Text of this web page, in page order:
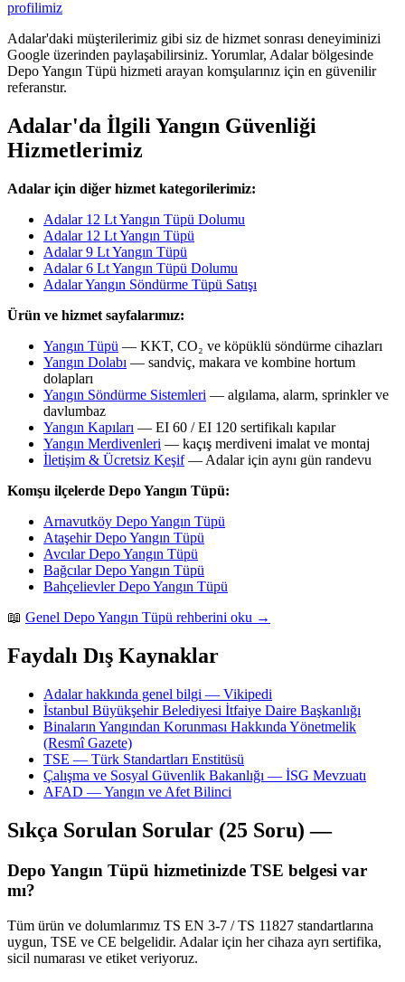
profilimiz
Adalar'daki müşterilerimiz gibi siz de hizmet sonrası deneyiminizi
Google üzerinden paylaşabilirsiniz. Yorumlar, Adalar bölgesinde
Depo Yangın Tüpü hizmeti arayan komşularınız için en güvenilir
referanstır.
Adalar'da İlgili Yangın Güvenliği
Hizmetlerimiz
Adalar için diğer hizmet kategorilerimiz:
Adalar 12 Lt Yangın Tüpü Dolumu
Adalar 12 Lt Yangın Tüpü
Adalar 9 Lt Yangın Tüpü
Adalar 6 Lt Yangın Tüpü Dolumu
Adalar Yangın Söndürme Tüpü Satışı
Ürün ve hizmet sayfalarımız:
Yangın Tüpü — KKT, CO₂ ve köpüklü söndürme cihazları
Yangın Dolabı — sandviç, makara ve kombine hortum
dolapları
Yangın Söndürme Sistemleri — algılama, alarm, sprinkler ve
davlumbaz
Yangın Kapıları — EI 60 / EI 120 sertifikalı kapılar
Yangın Merdivenleri — kaçış merdiveni imalat ve montaj
İletişim & Ücretsiz Keşif— Adalar için aynı gün randevu
Komşu ilçelerde Depo Yangın Tüpü:
Arnavutköy Depo Yangın Tüpü
Ataşehir Depo Yangın Tüpü
Avcılar Depo Yangın Tüpü
Bağcılar Depo Yangın Tüpü
Bahçelievler Depo Yangın Tüpü
📖 Genel Depo Yangın Tüpü rehberini oku →
Faydalı Dış Kaynaklar
Adalar hakkında genel bilgi — Vikipedi
İstanbul Büyükşehir Belediyesi İtfaiye Daire Başkanlığı
Binaların Yangından Korunması Hakkında Yönetmelik
(Resmî Gazete)
TSE — Türk Standartları Enstitüsü
Çalışma ve Sosyal Güvenlik Bakanlığı — İSG Mevzuatı
AFAD — Yangın ve Afet Bilinci
Sıkça Sorulan Sorular (25 Soru) —
Depo Yangın Tüpü hizmetinizde TSE belgesi var
mı?
Tüm ürün ve dolumlarımız TS EN 3-7 / TS 11827 standartlarına
uygun, TSE ve CE belgelidir. Adalar için her cihaza ayrı sertifika,
sicil numarası ve etiket veriyoruz.